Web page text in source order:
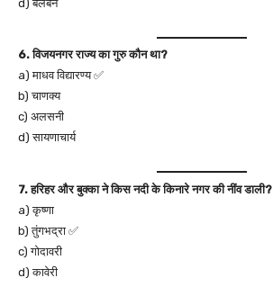
d) बलबन
6. विजयनगर राज्य का गुरु कौन था?
a) माधव विद्यारण्य ✅
b) चाणक्य
c) अलसनी
d) सायणाचार्य
7. हरिहर और बुक्का ने किस नदी के किनारे नगर की नींव डाली?
a) कृष्णा
b) तुंगभद्रा ✅
c) गोदावरी
d) कावेरी